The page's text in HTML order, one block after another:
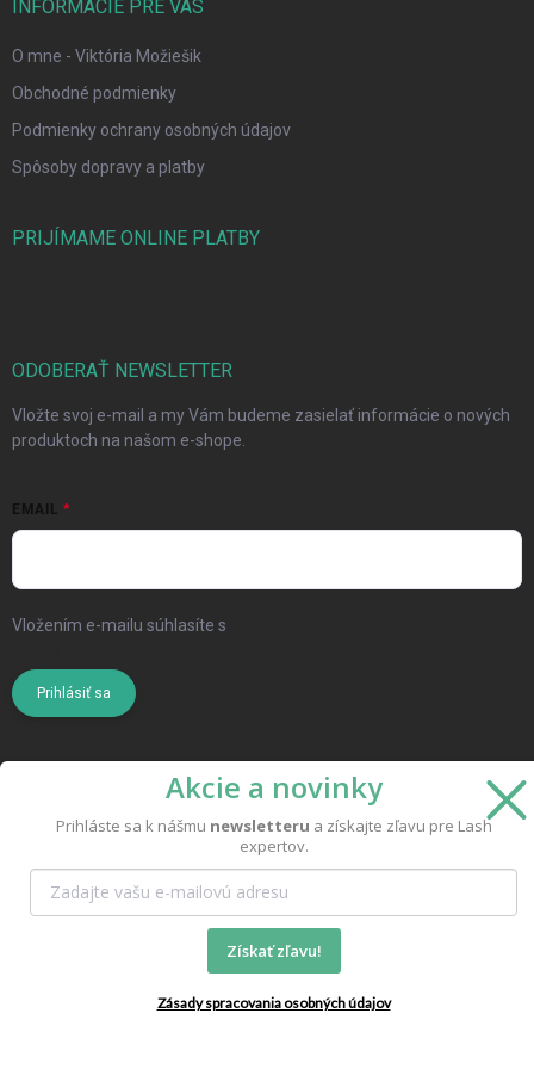
INFORMÁCIE PRE VÁS
O mne - Viktória Možiešik
Obchodné podmienky
Podmienky ochrany osobných údajov
Spôsoby dopravy a platby
PRIJÍMAME ONLINE PLATBY
ODOBERAŤ NEWSLETTER
Vložte svoj e-mail a my Vám budeme zasielať informácie o nových
produktoch na našom e-shope.
EMAIL
Vložením e-mailu súhlasíte s
Prihlásiť sa
Vytvoril Shoptet
Akcie a novinky
Prihláste sa k nášmu newsletteru a získajte zľavu pre Lash
expertov.
Získať zľavu!
Zásady spracovania osobných údajov